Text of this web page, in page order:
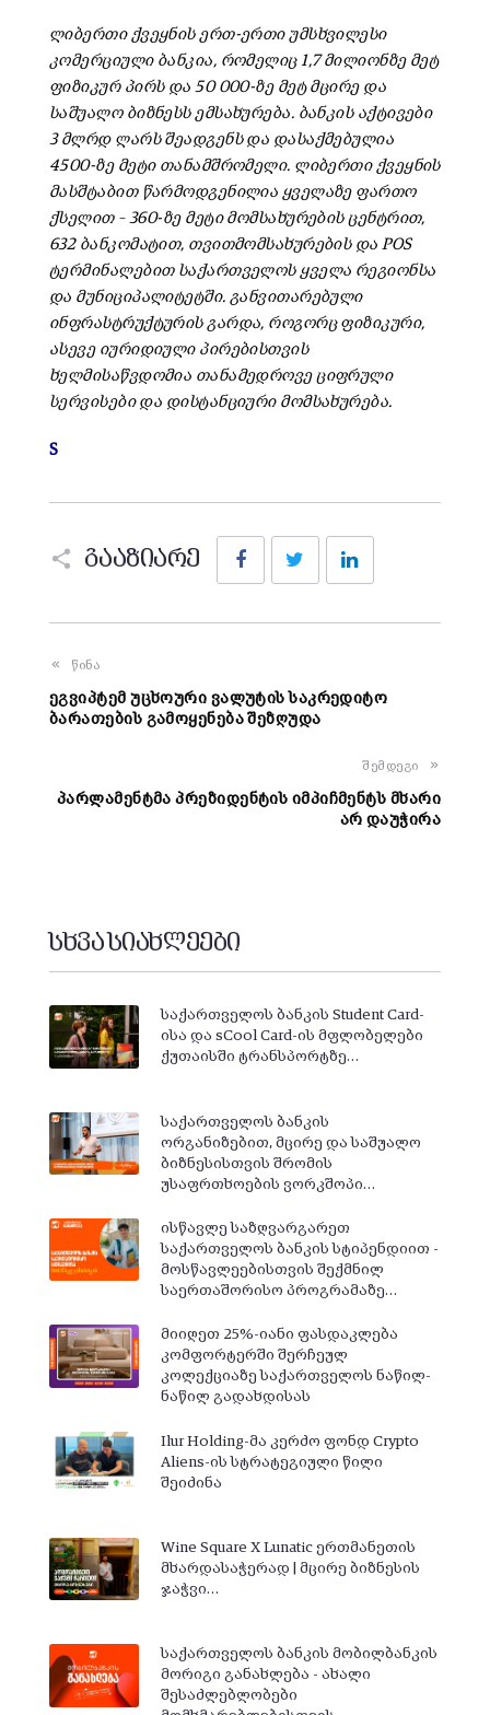
ლიბერთი ქვეყნის ერთ-ერთი უმსხვილესი
კომერციული ბანკია, რომელიც 1,7 მილიონზე მეტ
ფიზიკურ პირს და 50 000-ზე მეტ მცირე და
საშუალო ბიზნესს ემსახურება. ბანკის აქტივები
3 მლრდ ლარს შეადგენს და დასაქმებულია
4500-ზე მეტი თანამშრომელი. ლიბერთი ქვეყნის
მასშტაბით წარმოდგენილია ყველაზე ფართო
ქსელით – 360-ზე მეტი მომსახურების ცენტრით,
632 ბანკომატით, თვითმომსახურების და POS
ტერმინალებით საქართველოს ყველა რეგიონსა
და მუნიციპალიტეტში. განვითარებული
ინფრასტრუქტურის გარდა, როგორც ფიზიკური,
ასევე იურიდიული პირებისთვის
ხელმისაწვდომია თანამედროვე ციფრული
სერვისები და დისტანციური მომსახურება.
S
გააზიარე
FacebookTwitter
წინა
ეგვიპტემ უცხოური ვალუტის საკრედიტო
ბარათების გამოყენება შეზღუდა
შემდეგი
პარლამენტმა პრეზიდენტის იმპიჩმენტს მხარი
არ დაუჭირა
სხვა სიახლეები
საქართველოს ბანკის Student Card-
ისა და sCool Card-ის მფლობელები
ქუთაისში ტრანსპორტზე…
საქართველოს ბანკის
ორგანიზებით, მცირე და საშუალო
ბიზნესისთვის შრომის
უსაფრთხოების ვორკშოპი…
ისწავლე საზღვარგარეთ
საქართველოს ბანკის სტიპენდიით -
მოსწავლეებისთვის შექმნილ
საერთაშორისო პროგრამაზე…
მიიღეთ 25%-იანი ფასდაკლება
კომფორტერში შერჩეულ
კოლექციაზე საქართველოს ნაწილ-
ნაწილ გადახდისას
Ilur Holding-მა კერძო ფონდ Crypto
Aliens-ის სტრატეგიული წილი
შეიძინა
Wine Square X Lunatic ერთმანეთის
მხარდასაჭერად | მცირე ბიზნესის
ჯაჭვი…
საქართველოს ბანკის მობილბანკის
მორიგი განახლება - ახალი
შესაძლებლობები